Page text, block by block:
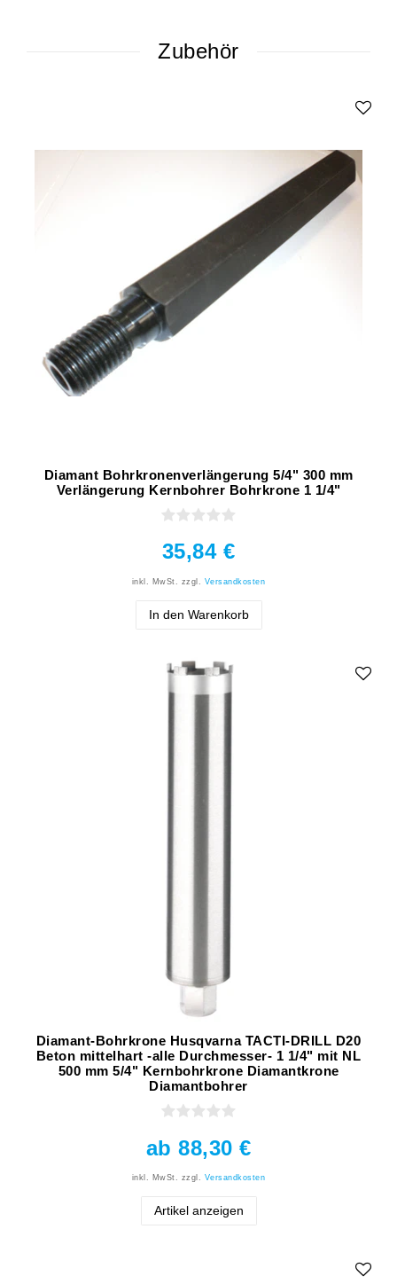
Zubehör
Diamant Bohrkronenverlängerung 5/4" 300 mm
Verlängerung Kernbohrer Bohrkrone 1 1/4"
35,84 €
inkl. MwSt. zzgl. Versandkosten
In den Warenkorb
Diamant-Bohrkrone Husqvarna TACTI-DRILL D20
Beton mittelhart -alle Durchmesser- 1 1/4" mit NL
500 mm 5/4" Kernbohrkrone Diamantkrone
Diamantbohrer
ab 88,30 €
inkl. MwSt. zzgl. Versandkosten
Artikel anzeigen